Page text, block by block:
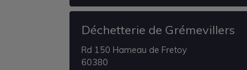
Déchetterie de Grémevillers
Rd 150 Hameau de Fretoy
60380